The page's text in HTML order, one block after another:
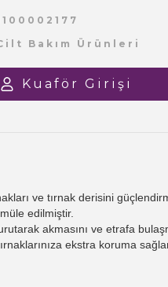
Bakım Ürünleri
Kuaför Girişi
ve tırnak derisini
edilmiştir.
akmasını ve etrafa
ekstra koruma